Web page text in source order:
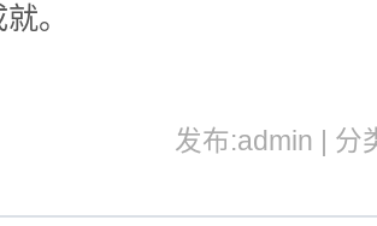
。
发布:admin | 分